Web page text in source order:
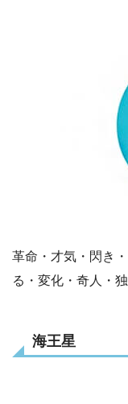
革命・才気・閃き
る・変化・奇人・
海王星